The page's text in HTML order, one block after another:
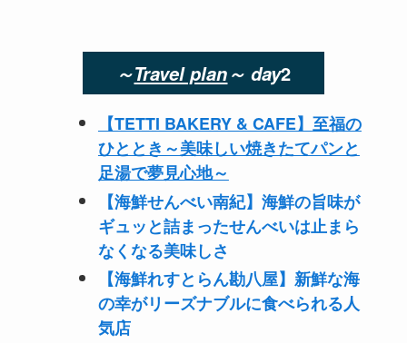
～Travel plan～ day2
【TETTI BAKERY & CAFE】 至福の
ひととき～美味しい焼きたてパンと
足湯で夢見心地～
【海鮮せんべい南紀】 海鮮の旨味が
ギュッと詰まったせんべいは止まら
なくなる美味しさ
【海鮮れすとらん勘八屋】 新鮮な海
の幸がリーズナブルに食べられる人
気店